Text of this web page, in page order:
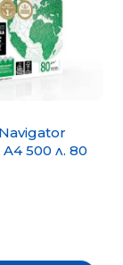
500 л. 80